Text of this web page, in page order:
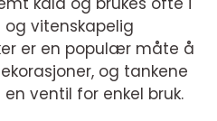
vitenskapelig
er en populær måte å
og tankene
ventil for enkel bruk.